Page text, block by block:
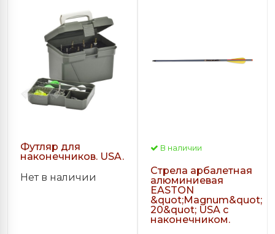
Футляр для
наконечников. USA.
Нет в наличии
В наличии
Стрела арбалетная
алюминиевая
EASTON
&quot;Magnum&quot;
20&quot; USA с
наконечником.